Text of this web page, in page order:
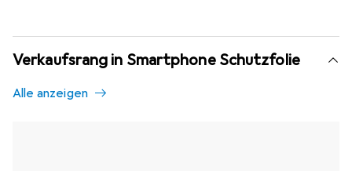
Verkaufsrang in Smartphone Schutzfolie
Alle anzeigen